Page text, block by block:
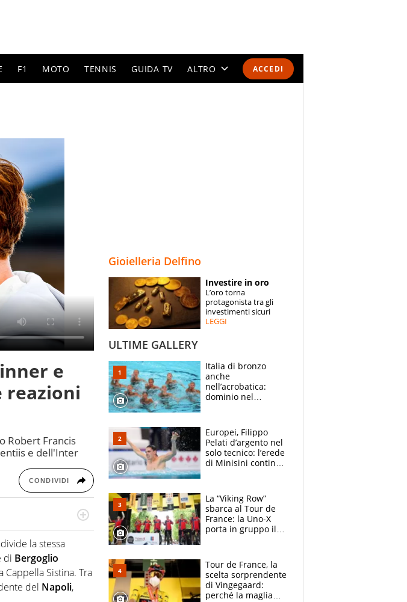
ACCEDI
F1 MOTO TENNIS GUIDA TV ALTRO
SPECIALI
ESPERTI
e
reazioni
Robert Francis
e dell'Inter
CONDIVIDI
le sue sfaccettature.
una cosa serissima,
la stessa
di Bergoglio
Cappella Sistina. Tra
del Napoli,
Gioielleria Delfino
Investire in oro
L’oro torna
protagonista tra gli
investimenti sicuri
LEGGI
ULTIME GALLERY
Italia di bronzo
anche
nell’acrobatica:
dominio nel
e compagni
continuare
Europei, Filippo
Pelati d’argento nel
solo tecnico: l’erede
di Minisini continua
mirino
La “Viking Row”
sbarca al Tour de
France: la Uno-X
porta in gruppo il
compagni
Tour de France, la
scelta sorprendente
di Vingegaard:
perché la maglia